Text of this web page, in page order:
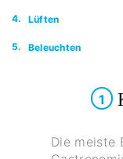
4. Lüften
5. Beleuchten
1
Die meiste